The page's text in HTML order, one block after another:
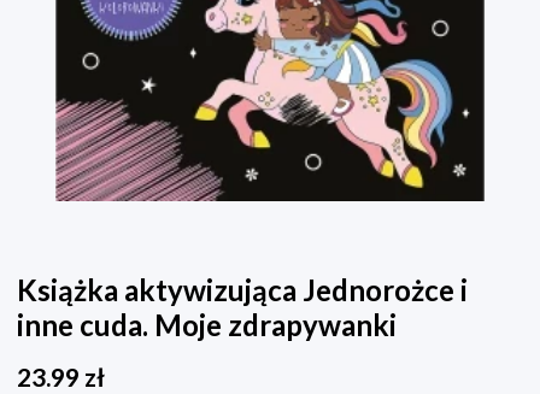
Książka aktywizująca Jednorożce i
inne cuda. Moje zdrapywanki
23.99 zł